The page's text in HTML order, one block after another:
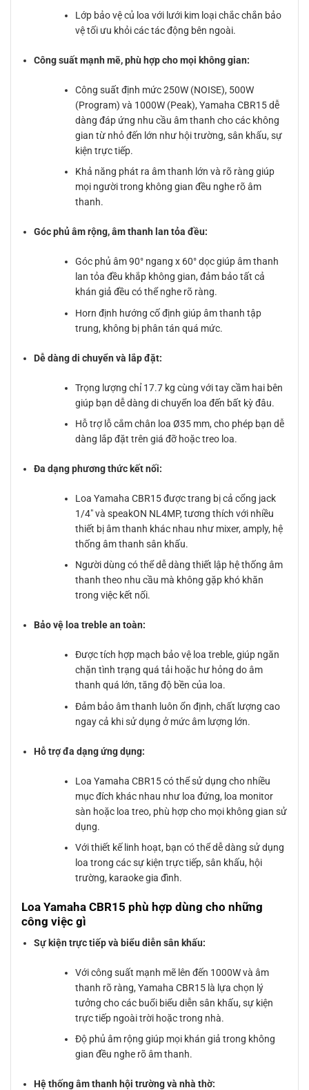
Lớp bảo vệ củ loa với lưới kim loại chắc chắn bảo
vệ tối ưu khỏi các tác động bên ngoài.
Công suất mạnh mẽ, phù hợp cho mọi không gian:
Công suất định mức 250W (NOISE), 500W
(Program) và 1000W (Peak), Yamaha CBR15 dễ
dàng đáp ứng nhu cầu âm thanh cho các không
gian từ nhỏ đến lớn như hội trường, sân khấu, sự
kiện trực tiếp.
Khả năng phát ra âm thanh lớn và rõ ràng giúp
mọi người trong không gian đều nghe rõ âm
thanh.
Góc phủ âm rộng, âm thanh lan tỏa đều:
Góc phủ âm 90° ngang x 60° dọc giúp âm thanh
lan tỏa đều khắp không gian, đảm bảo tất cả
khán giả đều có thể nghe rõ ràng.
Horn định hướng cố định giúp âm thanh tập
trung, không bị phân tán quá mức.
Dễ dàng di chuyển và lắp đặt:
Trọng lượng chỉ 17.7 kg cùng với tay cầm hai bên
giúp bạn dễ dàng di chuyển loa đến bất kỳ đâu.
Hỗ trợ lỗ cắm chân loa Ø35 mm, cho phép bạn dễ
dàng lắp đặt trên giá đỡ hoặc treo loa.
Đa dạng phương thức kết nối:
Loa Yamaha CBR15 được trang bị cả cổng jack
1/4″ và speakON NL4MP, tương thích với nhiều
thiết bị âm thanh khác nhau như mixer, amply, hệ
thống âm thanh sân khấu.
Người dùng có thể dễ dàng thiết lập hệ thống âm
thanh theo nhu cầu mà không gặp khó khăn
trong việc kết nối.
Bảo vệ loa treble an toàn:
Được tích hợp mạch bảo vệ loa treble, giúp ngăn
chặn tình trạng quá tải hoặc hư hỏng do âm
thanh quá lớn, tăng độ bền của loa.
Đảm bảo âm thanh luôn ổn định, chất lượng cao
ngay cả khi sử dụng ở mức âm lượng lớn.
Hỗ trợ đa dạng ứng dụng:
Loa Yamaha CBR15 có thể sử dụng cho nhiều
mục đích khác nhau như loa đứng, loa monitor
sàn hoặc loa treo, phù hợp cho mọi không gian sử
dụng.
Với thiết kế linh hoạt, bạn có thể dễ dàng sử dụng
loa trong các sự kiện trực tiếp, sân khấu, hội
trường, karaoke gia đình.
Loa Yamaha CBR15 phù hợp dùng cho những
công việc gì
Sự kiện trực tiếp và biểu diễn sân khấu:
Với công suất mạnh mẽ lên đến 1000W và âm
thanh rõ ràng, Yamaha CBR15 là lựa chọn lý
tưởng cho các buổi biểu diễn sân khấu, sự kiện
trực tiếp ngoài trời hoặc trong nhà.
Độ phủ âm rộng giúp mọi khán giả trong không
gian đều nghe rõ âm thanh.
Hệ thống âm thanh hội trường và nhà thờ: